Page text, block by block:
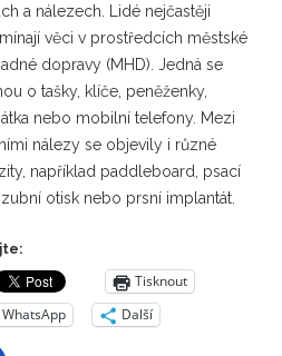
a nálezech. Lidé nejčastěji
věci v prostředcích městské
dopravy (MHD). Jedná se
o tašky, klíče, peněženky,
nebo mobilní telefony. Mezi
nálezy se objevily i různé
například paddleboard, psací
otisk nebo prsní implantát.
Tisknout
WhatsApp
Další